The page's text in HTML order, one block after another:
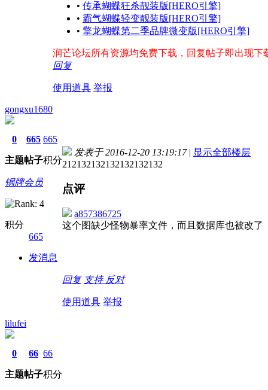
• 传承蝴蝶狂杀靓装版[HERO引擎]
• 霸气蝴蝶轻变靓装版[HERO引擎]
• 擎龙蝴蝶第二季品牌微变版[HERO引擎]
润芒论坛所有资源均免费下载，回复帖子即出现下
回复
使用道具 举报
gongxu1680
0
主题
665
帖子
665
积分
铜牌会员
积分
665
发消息
发表于 2016-12-20 13:19:17 | 显示全部楼层
212132132132132132132
点评
a857386725
这个图缺少怪物暴率文件，而且数据库也被改了
回复 支持 反对
使用道具 举报
lilufei
0
主题
66
帖子
66
积分